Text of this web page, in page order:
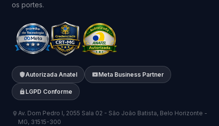
os portes.
Autorizada Anatel Meta Business Partner
LGPD Conforme
Av. Dom Pedro I, 2055 Sala 02 - São João Batista, Belo Horizonte -
MG, 31515-300